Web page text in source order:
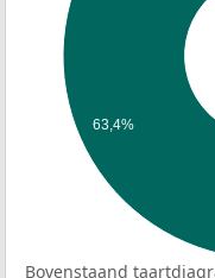
63,4%
Bovenstaand